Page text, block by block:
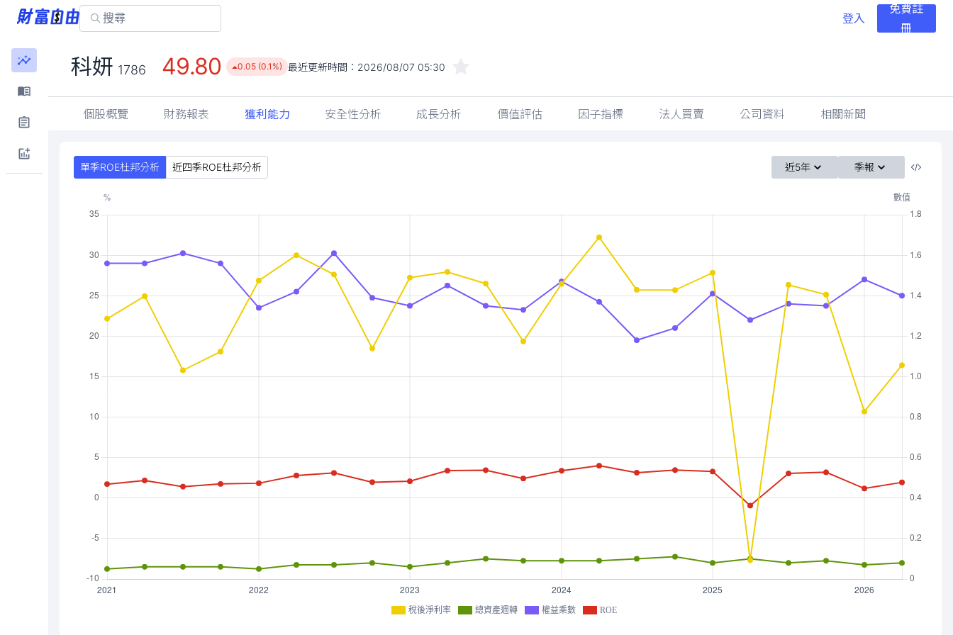
登入
免費註
冊
科妍 1786 49.80 0.05 (0.1%) 最近更新時間： 2026/08/07 05:30
個股概覽 財務報表 獲利能力 安全性分析 成長分析 價值評估 因子指標 法人買賣 公司資料 相關新聞
單季ROE杜邦分析 近四季ROE杜邦分析 近5年 季報
稅後淨利率 總資產週轉 權益乘數 ROE